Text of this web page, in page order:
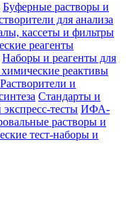
Буферные растворы и
для анализа
кассеты и фильтры
реагенты
Наборы и реагенты для
реактивы
Растворители и
Стандарты и
тесты ИФА-
растворы и
тест-наборы и